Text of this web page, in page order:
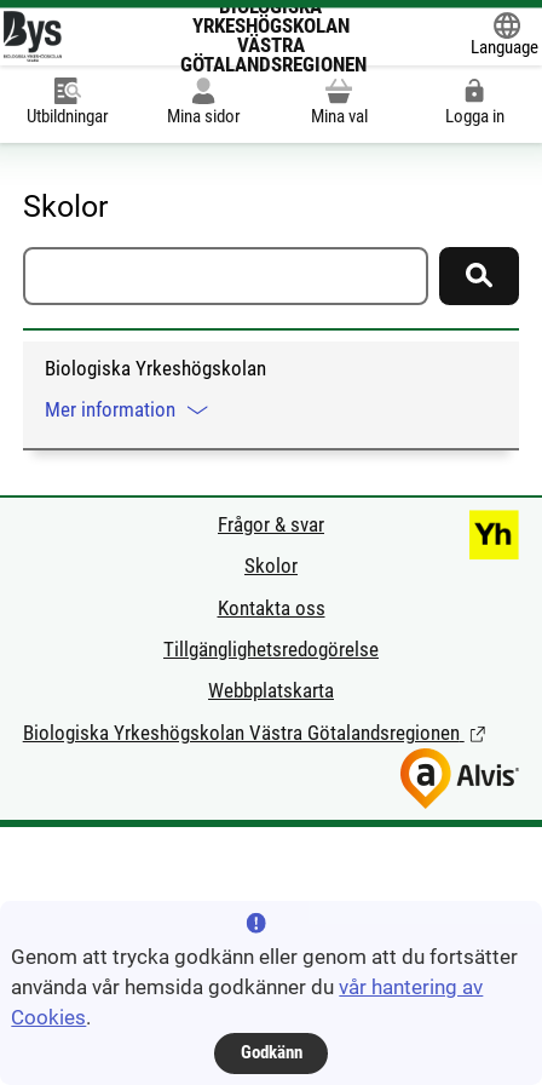
BIOLOGISKA
YRKESHÖGSKOLAN
VÄSTRA
GÖTALANDSREGIONEN
Language
Utbildningar Mina sidor Mina val Logga in
Skolor
Sök
Biologiska Yrkeshögskolan
Mer information
Frågor & svar
Skolor
Kontakta oss
Tillgänglighetsredogörelse
Webbplatskarta
Biologiska Yrkeshögskolan Västra Götalandsregionen (Länk till
Genom att trycka godkänn eller genom att du fortsätter
använda vår hemsida godkänner duvår hantering av
Cookies.
Godkänn